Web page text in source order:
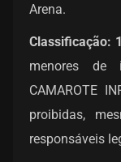
Arena.
Classificação:
menores de
CAMAROTE
proibidas,
responsáveis